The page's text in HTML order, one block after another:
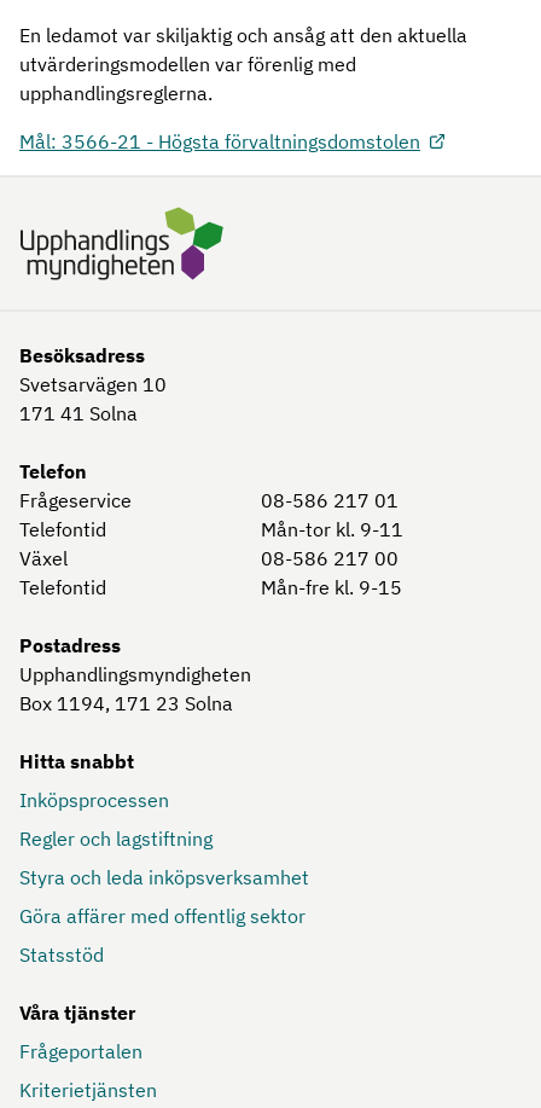
En ledamot var skiljaktig och ansåg att den aktuella
utvärderingsmodellen var förenlig med
upphandlingsreglerna.
Mål: 3566-21 - Högsta förvaltningsdomstolen
Besöksadress
Svetsarvägen 10
171 41 Solna
Telefon
Frågeservice
08-586 217 01
Telefontid
Mån-tor kl. 9-11
Växel
08-586 217 00
Telefontid
Mån-fre kl. 9-15
Postadress
Upphandlingsmyndigheten
Box 1194, 171 23 Solna
Hitta snabbt
Inköpsprocessen
Regler och lagstiftning
Styra och leda inköpsverksamhet
Göra affärer med offentlig sektor
Statsstöd
Våra tjänster
Frågeportalen
Kriterietjänsten